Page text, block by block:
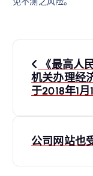
文
章
航
《最高人
机关办理经
于2018年1
公司网站也